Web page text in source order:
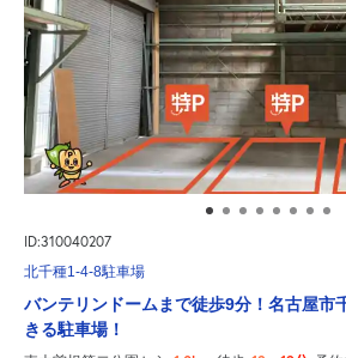
ID:310040207
北千種1-4-8駐車場
バンテリンドームまで徒歩9分！名古屋市
きる駐車場！